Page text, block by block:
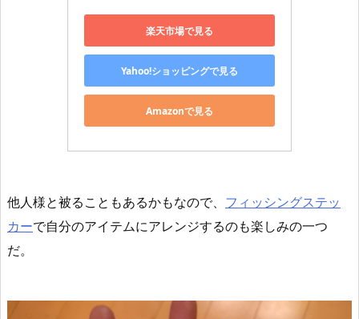
楽天市場で見る
Yahoo!ショッピングで見る
Amazonで見る
他人様と被ることもあるかもなので、 フィッシングステッ
カーで自分のアイテムにアレンジするのも楽しみの一つ
だ。